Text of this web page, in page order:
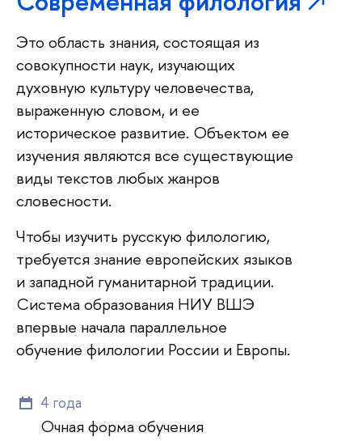
Это область знания, состоящая из
совокупности наук, изучающих
духовную культуру человечества,
выраженную словом, и ее
историческое развитие. Объектом ее
изучения являются все существующие
виды текстов любых жанров
словесности.
Чтобы изучить русскую филологию,
требуется знание европейских языков
и западной гуманитарной традиции.
Система образования НИУ ВШЭ
впервые начала параллельное
обучение филологии России и Европы.
4 года
Очная форма обучения